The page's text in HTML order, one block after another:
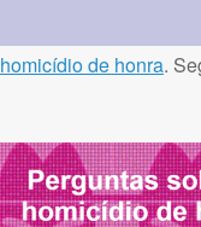
homicídio de honra.